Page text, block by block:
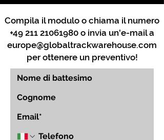
Compila il modulo o chiama il numero
+49 211 21061980 o invia un'e-mail a
europe@globaltrackwarehouse.com
per ottenere un preventivo!